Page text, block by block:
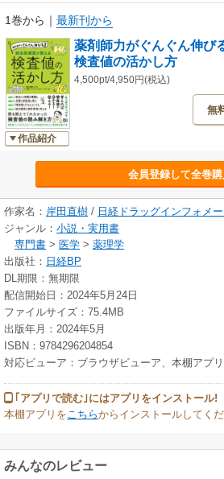
気コラム「4つのステップで考えるDr.岸田の検
じみのドクターです。
本書では、同連載のエッセンスを取り入れつ
考え方の他、疾患・病態別に押さえるべき検
羅。臨床検査値に“強く”なりたい薬剤師必読の
1巻から ｜ 最新刊から
作品紹介
薬剤師力がぐんぐん伸び
検査値の活かし方
4,500pt/4,950円(税込)
無
会員登録して全巻購
作家名： 岸田直樹 / 日経ドラッグインフォメ
ジャンル： 小説・実用書
専門書 > 医学 > 薬理学
出版社： 日経BP
DL期限：無期限
配信開始日：2024年5月24日
ファイルサイズ：75.4MB
出版年月：2024年5月
ISBN：9784296204854
対応ビューア：ブラウザビューア、本棚アプリ
｢アプリで読む｣にはアプリをインストール!
本棚アプリをこちらからインストールしてく
みんなのレビュー